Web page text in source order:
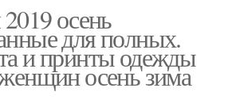
осень
для полных.
и принты одежды
осень зима